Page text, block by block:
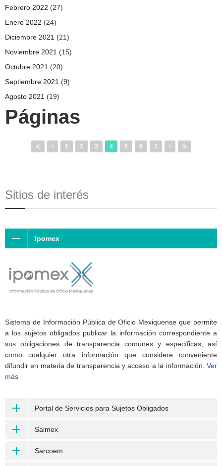
Febrero 2022 (27)
Enero 2022 (24)
Diciembre 2021 (21)
Noviembre 2021 (15)
Octubre 2021 (20)
Septiembre 2021 (9)
Agosto 2021 (19)
Páginas
1 2 3 4 5 6 7
Sitios de interés
Ipomex
Sistema de Información Pública de Oficio Mexiquense que permite
a los sujetos obligados publicar la información correspondiente a
sus obligaciones de transparencia comunes y específicas, así
como cualquier otra información que considere conveniente
difundir en materia de transparencia y acceso a la información. Ver
más
Portal de Servicios para Sujetos Obligados
Saimex
Sarcoem